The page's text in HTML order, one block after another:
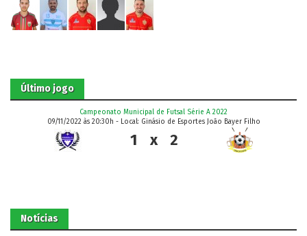
Último jogo
Campeonato Municipal de Futsal Série A 2022
09/11/2022 às 20:30h - Local: Ginásio de Esportes João Bayer Filho
1 x 2
Notícias